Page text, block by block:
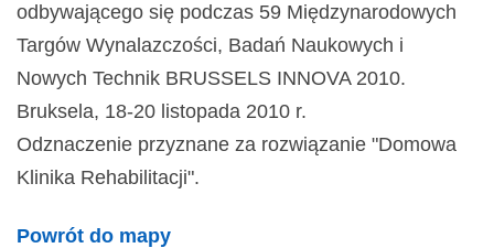
odbywającego się podczas 59 Międzynarodowych
Targów Wynalazczości, Badań Naukowych i
Nowych Technik BRUSSELS INNOVA 2010.
Bruksela, 18-20 listopada 2010 r.
Odznaczenie przyznane za rozwiązanie "Domowa
Klinika Rehabilitacji".
Powrót do mapy